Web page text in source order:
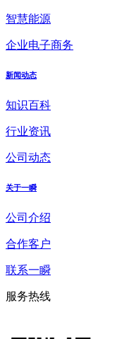
智慧能源
企业电子商务
新闻动态
知识百科
行业资讯
公司动态
关于一瞬
公司介绍
合作客户
联系一瞬
服务热线